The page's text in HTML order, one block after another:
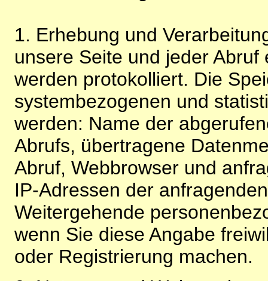
1. Erhebung und
unsere Seite und jeder
werden protokolliert. Die
systembezogenen und
werden: Name der
Abrufs, übertragene
Abruf, Webbrowser und
IP-Adressen der
Weitergehende
wenn Sie diese Angabe
oder Registrierung machen.